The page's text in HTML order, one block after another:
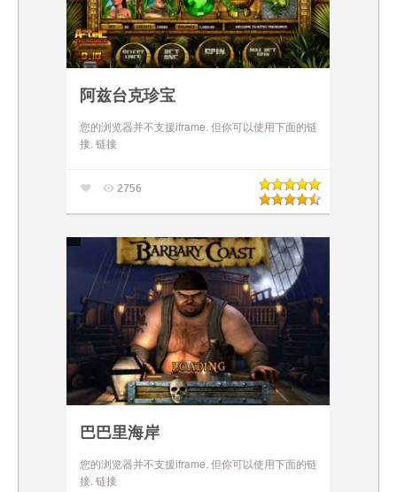
阿兹台克珍宝
您的浏览器并不支援iframe. 但你可以使用下面的链
接. 链接
2756
巴巴里海岸
您的浏览器并不支援iframe. 但你可以使用下面的链
接. 链接